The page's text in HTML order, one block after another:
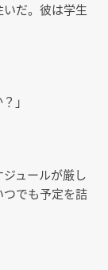
だ。彼は学生
」
ュールが厳し
でも予定を詰